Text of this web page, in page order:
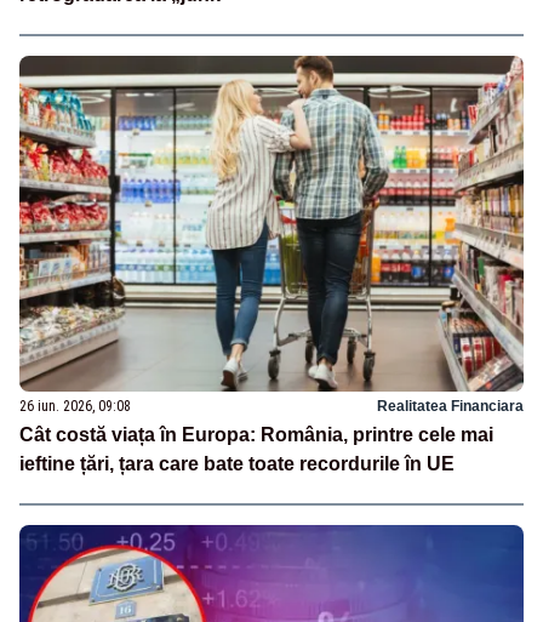
26 iun. 2026, 09:08 Realitatea Financiara
Cât costă viața în Europa: România, printre cele mai
ieftine țări, țara care bate toate recordurile în UE